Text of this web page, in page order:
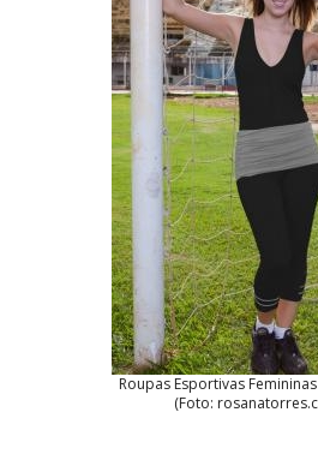
Roupas Esportivas
(Foto: